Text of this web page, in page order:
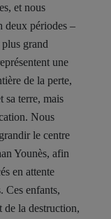
et nous
deux périodes –
grand
une
de la perte,
sa terre, mais
Nous
le centre
Younès, afin
en attente
Ces enfants,
de la destruction,